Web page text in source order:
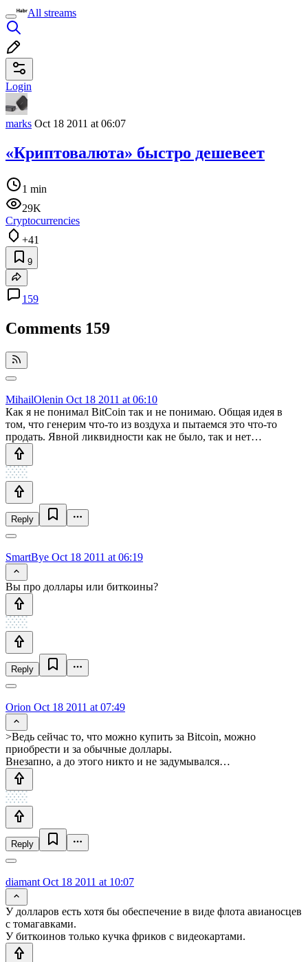
All streams
Login
marks Oct 18 2011 at 06:07
«Криптовалюта» быстро дешевеет
1 min
29K
Cryptocurrencies
+41
9
159
Comments 159
MihailOlenin Oct 18 2011 at 06:10
Как я не понимал BitCoin так и не понимаю. Общая идея в
том, что генерим что-то из воздуха и пытаемся это что-то
продать. Явной ликвидности как не было, так и нет…
Reply
SmartBye Oct 18 2011 at 06:19
Вы про доллары или биткоины?
Reply
Orion Oct 18 2011 at 07:49
>Ведь сейчас то, что можно купить за Bitcoin, можно
приобрести и за обычные доллары.
Внезапно, а до этого никто и не задумывался…
Reply
diamant Oct 18 2011 at 10:07
У долларов есть хотя бы обеспечение в виде флота авианосцев
с томагавками.
У биткоинов только кучка фриков с видеокартами.